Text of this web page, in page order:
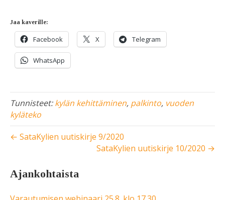
Jaa kaverille:
Facebook X Telegram
WhatsApp
Tunnisteet:kylän kehittäminen, palkinto, vuoden
kyläteko
← SataKylien uutiskirje 9/2020
SataKylien uutiskirje 10/2020 →
Ajankohtaista